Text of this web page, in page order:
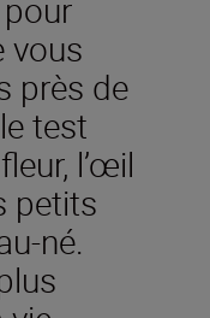
vous
près de
test
l’œil
petits
né.